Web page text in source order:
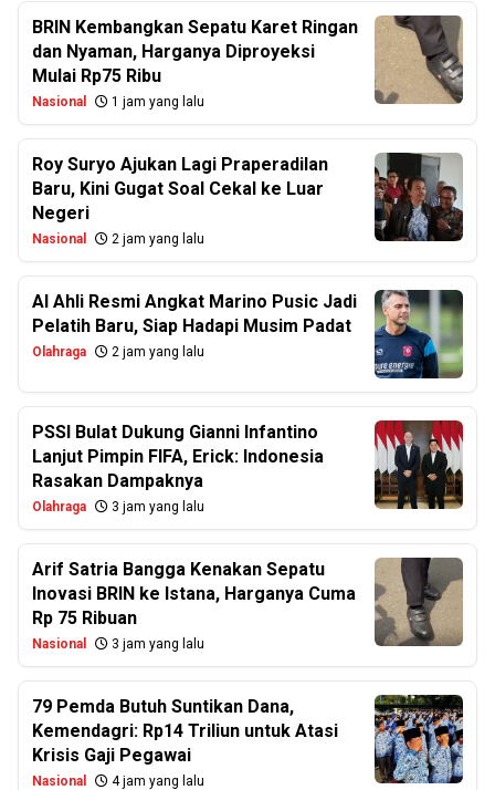
BRIN Kembangkan Sepatu Karet Ringan
dan Nyaman, Harganya Diproyeksi
Mulai Rp75 Ribu
Nasional 1 jam yang lalu
Roy Suryo Ajukan Lagi Praperadilan
Baru, Kini Gugat Soal Cekal ke Luar
Negeri
Nasional 2 jam yang lalu
Al Ahli Resmi Angkat Marino Pusic Jadi
Pelatih Baru, Siap Hadapi Musim Padat
Olahraga 2 jam yang lalu
PSSI Bulat Dukung Gianni Infantino
Lanjut Pimpin FIFA, Erick: Indonesia
Rasakan Dampaknya
Olahraga 3 jam yang lalu
Arif Satria Bangga Kenakan Sepatu
Inovasi BRIN ke Istana, Harganya Cuma
Rp 75 Ribuan
Nasional 3 jam yang lalu
79 Pemda Butuh Suntikan Dana,
Kemendagri: Rp14 Triliun untuk Atasi
Krisis Gaji Pegawai
Nasional 4 jam yang lalu